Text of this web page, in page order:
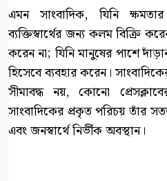
এমন সাংবাদিক, যিনি
ব্যক্তিস্বার্থের জন্য কলম বিক্রি
করেন না; যিনি মানুষের পাশে
হিসেবে ব্যবহার করেন।
সীমাবদ্ধ নয়, কোনো
সাংবাদিকের প্রকৃত পরিচয় তাঁর
এবং জনস্বার্থে নির্ভীক অবস্থান।